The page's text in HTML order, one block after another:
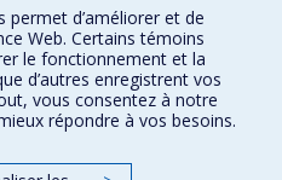
permet d’améliorer et de
Web. Certains témoins
le fonctionnement et la
d’autres enregistrent vos
vous consentez à notre
répondre à vos besoins.